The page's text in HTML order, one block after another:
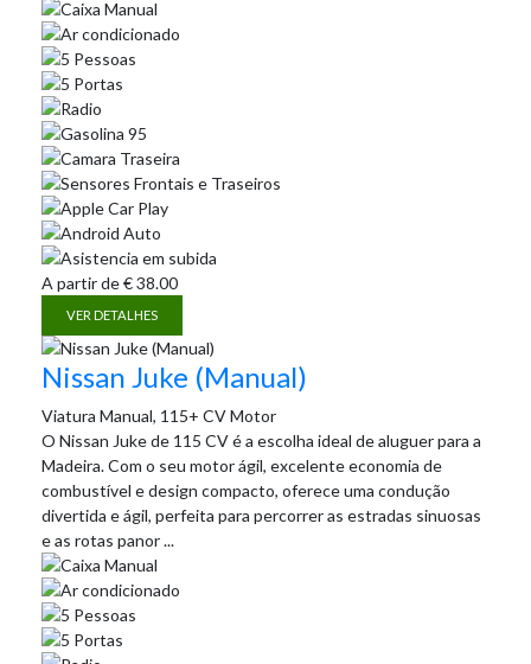
A partir de€38.00
VER DETALHES
Nissan Juke (Manual)
Viatura Manual, 115+ CV Motor
O Nissan Juke de 115 CV é a escolha ideal de aluguer para a
Madeira. Com o seu motor ágil, excelente economia de
combustível e design compacto, oferece uma condução
divertida e ágil, perfeita para percorrer as estradas sinuosas
e as rotas panor ...